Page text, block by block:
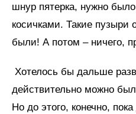
шнур пятерка, нужно было
косичками. Такие пузыри
были! А потом – ничего,
Хотелось бы дальше
действительно можно
Но до этого, конечно,